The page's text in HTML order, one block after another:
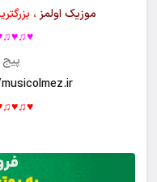
موزیک اولمز ،
پیج